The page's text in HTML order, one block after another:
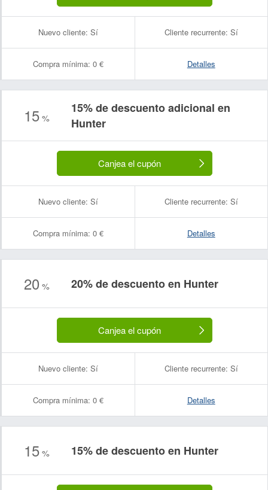
Nuevo cliente: Sí Cliente recurrente: Sí
Compra mínima: 0 € Detalles
15 %
15% de descuento adicional en
Hunter
Canjea el cupón
Nuevo cliente: Sí Cliente recurrente: Sí
Compra mínima: 0 € Detalles
20 % 20% de descuento en Hunter
Canjea el cupón
Nuevo cliente: Sí Cliente recurrente: Sí
Compra mínima: 0 € Detalles
15 % 15% de descuento en Hunter
Nombre:
Correo electrónico: